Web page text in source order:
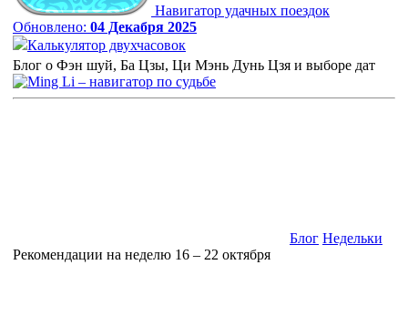
Навигатор удачных поездок
Обновлено: 04 Декабря 2025
Калькулятор двухчасовок
Блог о Фэн шуй, Ба Цзы, Ци Мэнь Дунь Цзя и выборе дат
Блог Недельки
Рекомендации на неделю 16 – 22 октября